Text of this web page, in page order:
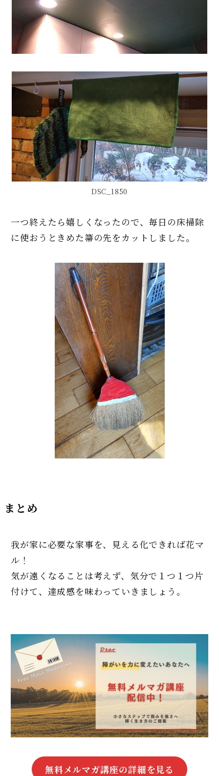
DSC_1850
一つ終えたら嬉しくなったので、毎日の床掃除
に使おうときめた箒の先をカットしました。
まとめ
我が家に必要な家事を、見える化できれば花マ
ル！
気が遠くなることは考えず、気分で１つ１つ片
付けて、達成感を味わっていきましょう。
無料メルマガ講座の詳細を見る